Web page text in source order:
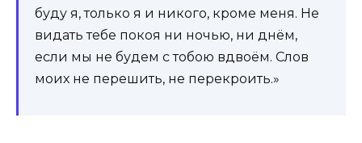
буду я, только я и никого, кроме меня. Не
видать тебе покоя ни ночью, ни днём,
если мы не будем с тобою вдвоём. Слов
моих не перешить, не перекроить.»